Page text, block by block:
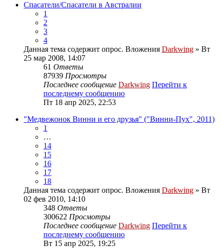
Спасатели/Спасатели в Австралии
1
2
3
4
Данная тема содержит опрос. Вложения Darkwing » Вт
25 мар 2008, 14:07
61 Ответы
87939 Просмотры
Последнее сообщение Darkwing Перейти к
последнему сообщению
Пт 18 апр 2025, 22:53
"Медвежонок Винни и его друзья" ("Винни-Пух", 2011)
1
…
14
15
16
17
18
Данная тема содержит опрос. Вложения Darkwing » Вт
02 фев 2010, 14:10
348 Ответы
300622 Просмотры
Последнее сообщение Darkwing Перейти к
последнему сообщению
Вт 15 апр 2025, 19:25